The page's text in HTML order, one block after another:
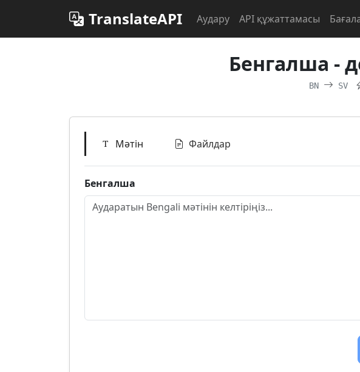
TranslateAPI Аудару API құжаттамасы
Бенгалша -
BN SV
Мәтін Файлдар
Бенгалша